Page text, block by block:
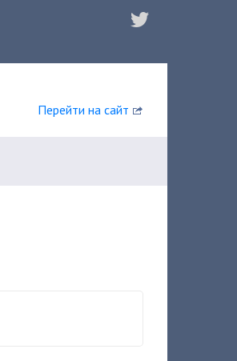
Перейти на сайт